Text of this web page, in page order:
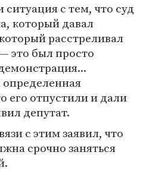
с тем, что суд
который давал
расстреливал
это был просто
его отпустили и дали
депутат.
с этим заявил, что
срочно заняться